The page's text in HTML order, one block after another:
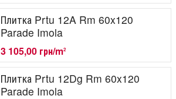
Плитка Prtu 12A Rm 60x120
Parade Imola
3 105,00 грн/m2
Плитка Prtu 12Dg Rm 60x120
Parade Imola